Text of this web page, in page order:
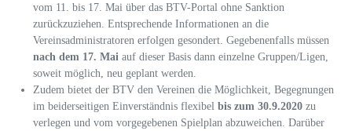
vom 11. bis 17. Mai über das BTV-Portal ohne Sanktion
zurückzuziehen. Entsprechende Informationen an die
Vereinsadministratoren erfolgen gesondert. Gegebenenfalls müssen
nach dem 17. Mai auf dieser Basis dann einzelne Gruppen/Ligen,
soweit möglich, neu geplant werden.
Zudem bietet der BTV den Vereinen die Möglichkeit, Begegnungen
im beiderseitigen Einverständnis flexibel bis zum 30.9.2020 zu
verlegen und vom vorgegebenen Spielplan abzuweichen. Darüber